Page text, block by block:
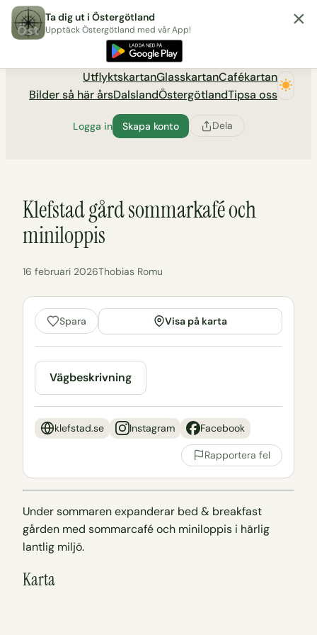
Hoppa
till
Utflyktsportalen tadigut.nu
UtflyktskartanGlasskartanCafékartan
Bilder så här årsDalslandÖstergötlandTipsa oss
Logga in Skapa konto Dela
Klefstad gård sommarkafé och
miniloppis
16 februari 2026Thobias Romu
Spara Visa på karta
Vägbeskrivning
klefstad.se Instagram Facebook
Rapportera fel
Under sommaren expanderar bed & breakfast
gården med sommarcafé och miniloppis i härlig
lantlig miljö.
Karta
Ta dig ut i Östergötland
Upptäck Östergötland med vår App! ×